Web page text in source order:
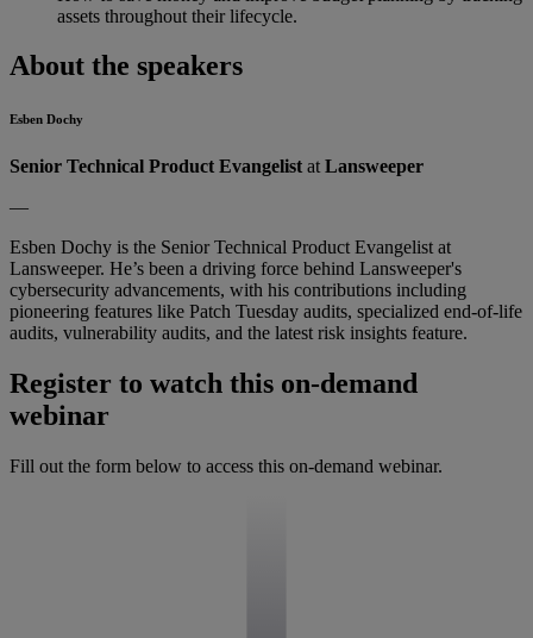
assets throughout their lifecycle.
About the speakers
Esben Dochy
Senior Technical Product Evangelist atLansweeper
—
Esben Dochy is the Senior Technical Product Evangelist at
Lansweeper. He’s been a driving force behind Lansweeper's
cybersecurity advancements, with his contributions including
pioneering features like Patch Tuesday audits, specialized end-of-life
audits, vulnerability audits, and the latest risk insights feature.
Register to watch this on-demand
webinar
Fill out the form below to access this on-demand webinar.